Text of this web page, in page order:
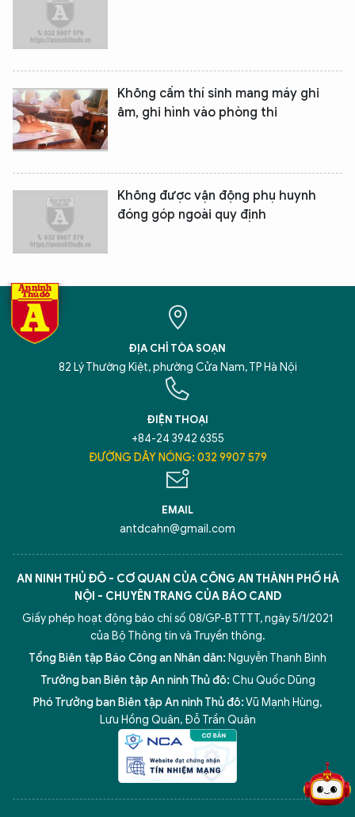
Không cấm thí sinh mang máy ghi
âm, ghi hình vào phòng thi
Không được vận động phụ huynh
đóng góp ngoài quy định
ĐỊA CHỈ TÒA SOẠN
82 Lý Thường Kiệt, phường Cửa Nam, TP Hà Nội
ĐIỆN THOẠI
+84-24 3942 6355
ĐƯỜNG DÂY NÓNG: 032 9907 579
EMAIL
antdcahn@gmail.com
AN NINH THỦ ĐÔ - CƠ QUAN CỦA CÔNG AN THÀNH PHỐ HÀ
NỘI - CHUYÊN TRANG CỦA BÁO CAND
Giấy phép hoạt động báo chí số 08/GP-BTTTT, ngày 5/1/2021
của Bộ Thông tin và Truyền thông.
Tổng Biên tập Báo Công an Nhân dân: Nguyễn Thanh Bình
Trưởng ban Biên tập An ninh Thủ đô: Chu Quốc Dũng
Phó Trưởng ban Biên tập An ninh Thủ đô:Vũ Mạnh Hùng,
Lưu Hồng Quân, Đỗ Trần Quân
5 điểm nghẽn của Hà Nội giải pháp xử lý điểm nghẽn của